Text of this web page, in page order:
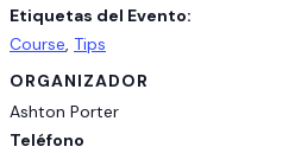
Etiquetas del Evento:
Course, Tips
ORGANIZADOR
Ashton Porter
Teléfono